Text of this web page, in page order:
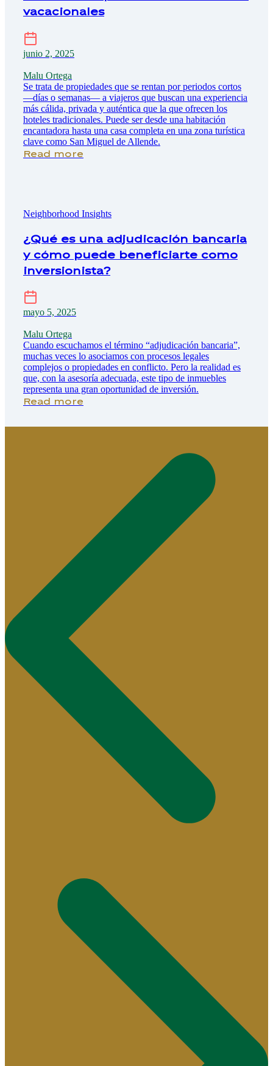
vacacionales
junio 2, 2025
Malu Ortega
Se trata de propiedades que se rentan por periodos cortos
—días o semanas— a viajeros que buscan una experiencia
más cálida, privada y auténtica que la que ofrecen los
hoteles tradicionales. Puede ser desde una habitación
encantadora hasta una casa completa en una zona turística
clave como San Miguel de Allende.
Read more
Neighborhood Insights
¿Qué es una adjudicación bancaria
y cómo puede beneficiarte como
inversionista?
mayo 5, 2025
Malu Ortega
Cuando escuchamos el término “adjudicación bancaria”,
muchas veces lo asociamos con procesos legales
complejos o propiedades en conflicto. Pero la realidad es
que, con la asesoría adecuada, este tipo de inmuebles
representa una gran oportunidad de inversión.
Read more